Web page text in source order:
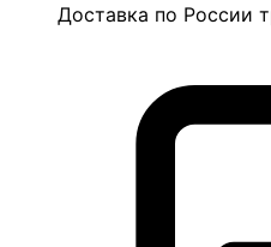
Доставка по России